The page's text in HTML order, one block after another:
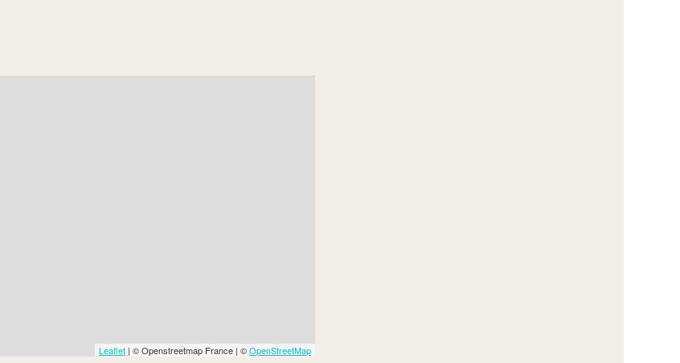
Leaflet | © Openstreetmap France | ©OpenStreetMap